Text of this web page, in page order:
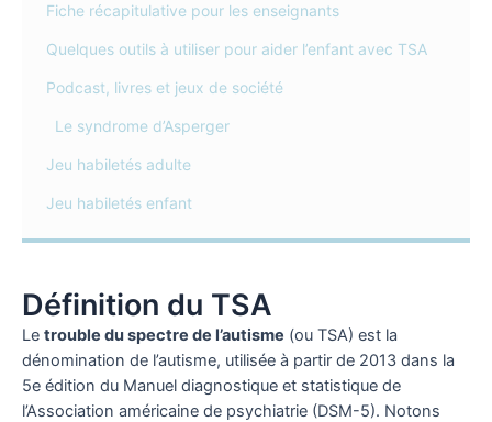
Fiche récapitulative pour les enseignants
Quelques outils à utiliser pour aider l’enfant avec TSA
Podcast, livres et jeux de société
Le syndrome d’Asperger
Jeu habiletés adulte
Jeu habiletés enfant
Définition du TSA
Le trouble du spectre de l’autisme (ou TSA) est la
dénomination de l’autisme, utilisée à partir de 2013 dans la
5e édition du Manuel diagnostique et statistique de
l’Association américaine de psychiatrie (DSM-5). Notons